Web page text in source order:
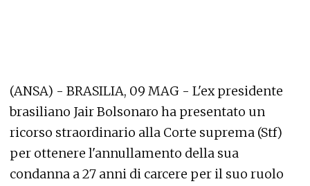
(ANSA) - BRASILIA, 09 MAG - L'ex presidente
brasiliano Jair Bolsonaro ha presentato un
ricorso straordinario alla Corte suprema (Stf)
per ottenere l'annullamento della sua
condanna a 27 anni di carcere per il suo ruolo